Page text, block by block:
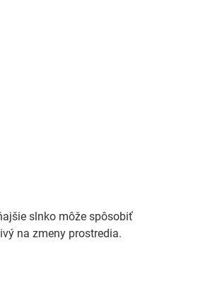
slnko môže spôsobiť
na zmeny prostredia.